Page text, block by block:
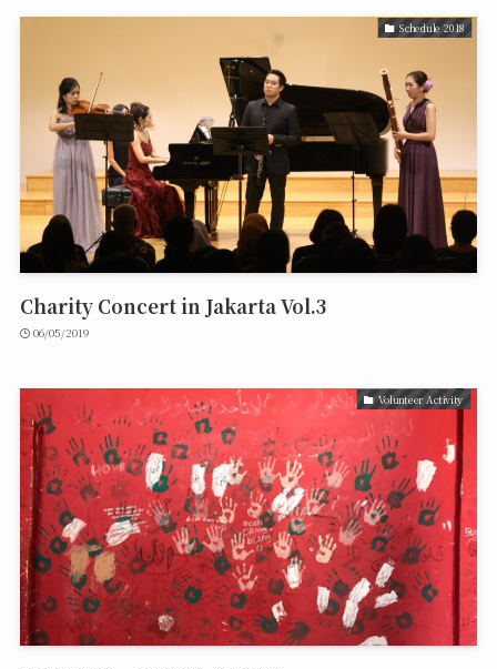
Schedule 2018
Charity Concert in Jakarta Vol.3
06/05/2019
Volunteer Activity